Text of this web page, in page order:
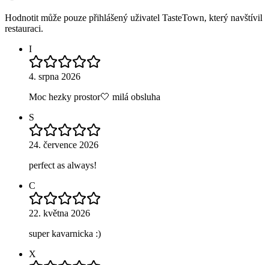
Hodnotit může pouze přihlášený uživatel TasteTown, který navštívil
restauraci.
I
4. srpna 2026
Moc hezky prostor🤍 milá obsluha
S
24. července 2026
perfect as always!
C
22. května 2026
super kavarnicka :)
X